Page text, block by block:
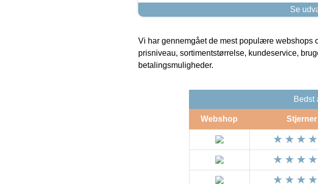
Se
Vi har gennemgået de mest populære webshops
prisniveau, sortimentstørrelse, kundeservice,
betalingsmuligheder.
Bedst
Webshop Stjerner